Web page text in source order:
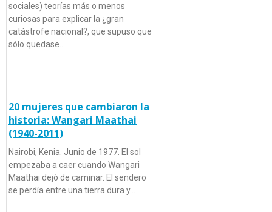
sociales) teorías más o menos
curiosas para explicar la ¿gran
catástrofe nacional?, que supuso que
sólo quedase…
20 mujeres que cambiaron la
historia: Wangari Maathai
(1940-2011)
Nairobi, Kenia. Junio de 1977. El sol
empezaba a caer cuando Wangari
Maathai dejó de caminar. El sendero
se perdía entre una tierra dura y…